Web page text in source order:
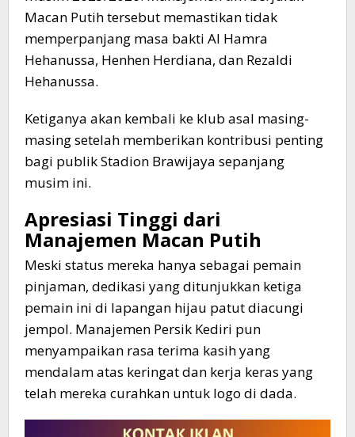
Macan Putih tersebut memastikan tidak
memperpanjang masa bakti Al Hamra
Hehanussa, Henhen Herdiana, dan Rezaldi
Hehanussa.
​Ketiganya akan kembali ke klub asal masing-
masing setelah memberikan kontribusi penting
bagi publik Stadion Brawijaya sepanjang
musim ini.
​Apresiasi Tinggi dari
Manajemen Macan Putih
​Meski status mereka hanya sebagai pemain
pinjaman, dedikasi yang ditunjukkan ketiga
pemain ini di lapangan hijau patut diacungi
jempol. Manajemen Persik Kediri pun
menyampaikan rasa terima kasih yang
mendalam atas keringat dan kerja keras yang
telah mereka curahkan untuk logo di dada.